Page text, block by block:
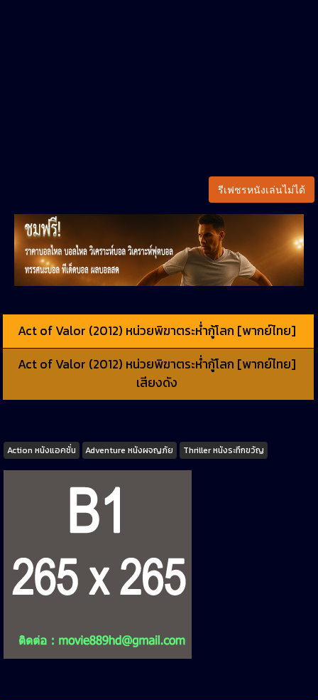
รีเฟชรหนังเล่นไม่ได้
Act of Valor (2012) หน่วยพิฆาตระห่ำกู้โลก [พากย์ไทย]
Act of Valor (2012) หน่วยพิฆาตระห่ำกู้โลก [พากย์ไทย]
เสียงดัง
Tags
Action หนังแอคชั่น Adventure หนังผจญภัย Thriller หนังระทึกขวัญ